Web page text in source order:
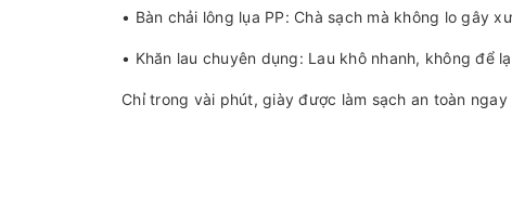
• Bàn chải lông lụa PP: Chà sạch mà không lo gây
• Khăn lau chuyên dụng: Lau khô nhanh, không để
Chỉ trong vài phút, giày được làm sạch an toàn